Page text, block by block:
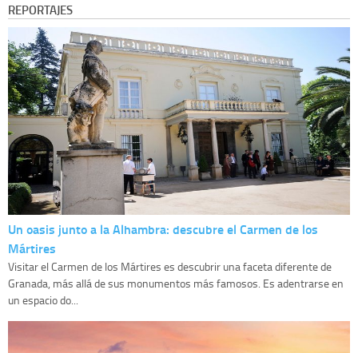
REPORTAJES
Un oasis junto a la Alhambra: descubre el Carmen de los
Mártires
Visitar el Carmen de los Mártires es descubrir una faceta diferente de
Granada, más allá de sus monumentos más famosos. Es adentrarse en
un espacio do...